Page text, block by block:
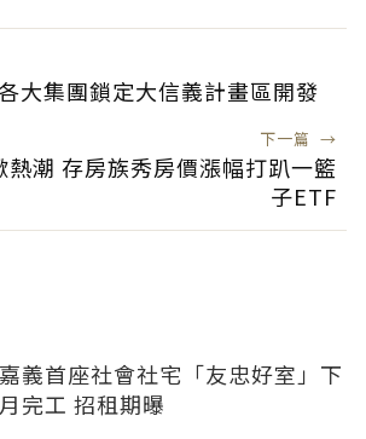
大集團鎖定大信義計畫區開發
下一篇 →
熱潮 存房族秀房價漲幅打趴一籃
子ETF
嘉義首座社會社宅「友忠好室」下
月完工 招租期曝